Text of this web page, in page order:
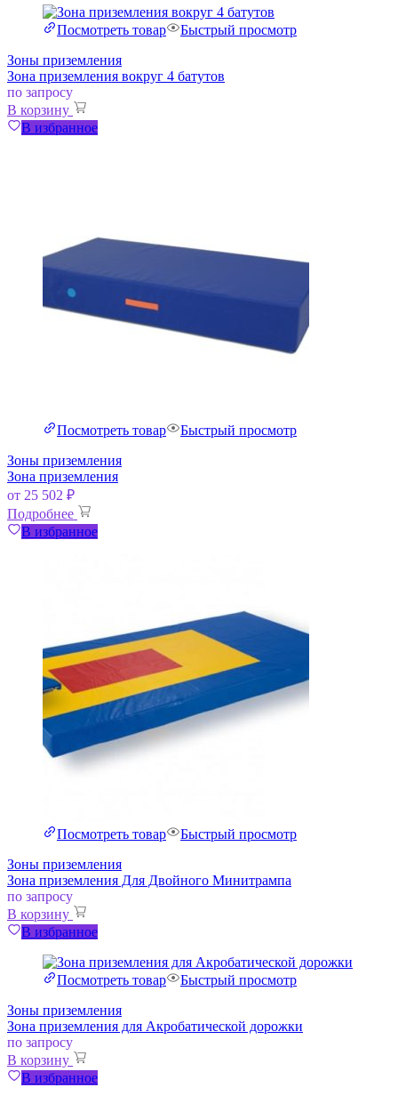
Посмотреть товар
Быстрый просмотр
Зоны приземления
Зона приземления вокруг 4 батутов
по запросу
В корзину
В избранное
Посмотреть товар
Быстрый просмотр
Зоны приземления
Зона приземления
от 25 502 ₽
Подробнее
В избранное
Посмотреть товар
Быстрый просмотр
Зоны приземления
Зона приземления Для Двойного Минитрампа
по запросу
В корзину
В избранное
Посмотреть товар
Быстрый просмотр
Зоны приземления
Зона приземления для Акробатической дорожки
по запросу
В корзину
В избранное